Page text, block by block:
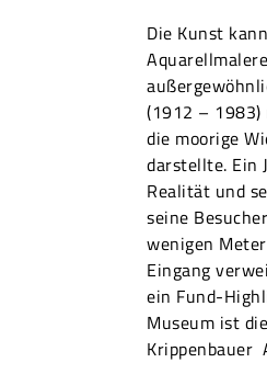
Die Kunst
(1912 – 1983)
die moorige
darstellte. Ein
Realität und
seine
wenigen
Eingang
ein Fund-
Museum ist
Krippenbauer